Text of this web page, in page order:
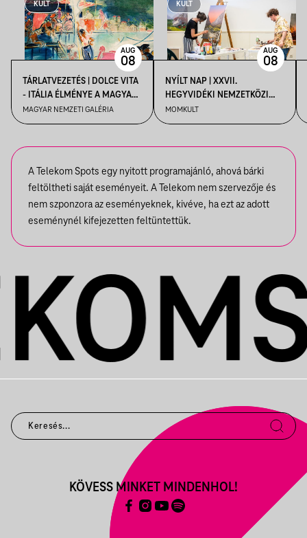
KULT
TÁRLATVEZETÉS | DOLCE VITA
- ITÁLIA ÉLMÉNYE A MAGYAR
MŰVÉSZETBEN
MAGYAR NEMZETI GALÉRIA
AUG
08
KULT
NYÍLT NAP | XXVII.
HEGYVIDÉKI NEMZETKÖZI
MŰVÉSZTELEP
MOMKULT
AUG
08
A Telekom Spots egy nyitott programajánló, ahová bárki
feltöltheti saját eseményeit. A Telekom nem szervezője és
nem szponzora az eseményeknek, kivéve, ha ezt az adott
eseménynél kifejezetten feltüntettük.
KÖVESS MINKET MINDENHOL!